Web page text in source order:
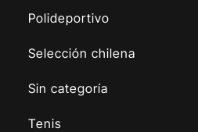
Polideportivo
Selección chilena
Sin categoría
Tenis